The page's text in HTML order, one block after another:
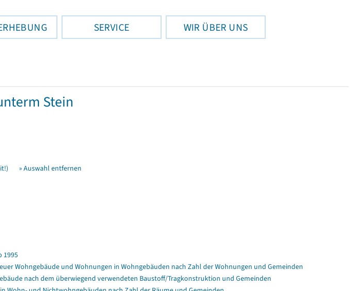
SERVICE WIR ÜBER UNS
Stein
» Auswahl entfernen
1995
Wohngebäude und Wohnungen in Wohngebäuden nach Zahl der Wohnungen und Gemeinden
nach dem überwiegend verwendeten Baustoff/Tragkonstruktion und Gemeinden